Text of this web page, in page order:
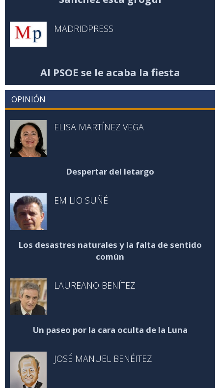
MADRIDPRESS
Al PSOE se le acaba la fiesta
OPINIÓN
ELISA MARTÍNEZ VEGA
Despertar del letargo
EMILIO SUÑÉ
Los desastres naturales y la falta de sentido
común
LAUREANO BENÍTEZ
Un paseo por la cara oculta de la Luna
JOSÉ MANUEL BENÉITEZ